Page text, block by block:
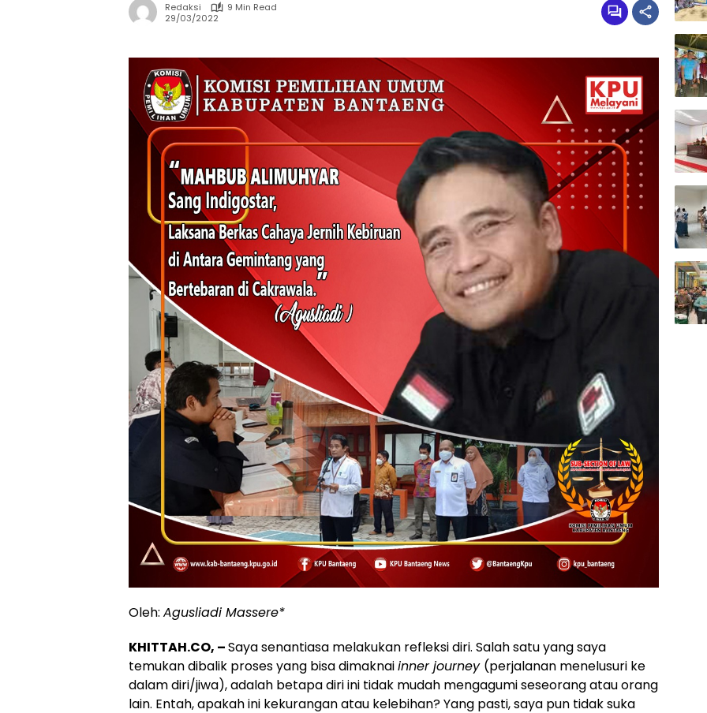
Redaksi
9 Min Read
29/03/2022
Oleh: Agusliadi Massere*
KHITTAH.CO, –Saya senantiasa melakukan refleksi diri. Salah satu yang saya
temukan dibalik proses yang bisa dimaknaiinner journey (perjalanan menelusuri ke
dalam diri/jiwa), adalah betapa diri ini tidak mudah mengagumi seseorang atau orang
lain. Entah, apakah ini kekurangan atau kelebihan? Yang pasti, saya pun tidak suka